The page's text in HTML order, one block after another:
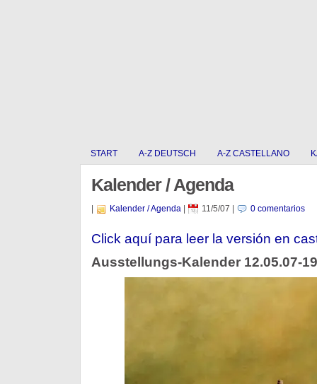
START A-Z DEUTSCH A-Z CASTELLANO
Kalender / Agenda
Kalender / Agenda| 11/5/07 0 comentarios
Click aquí para leer la versión en
Ausstellungs-Kalender 12.05.07-